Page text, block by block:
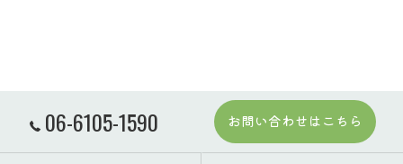
06-6105-1590 お問い合わせはこちら